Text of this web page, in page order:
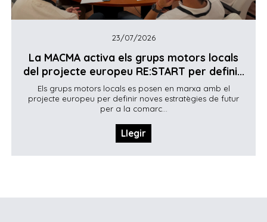
23/07/2026
La MACMA activa els grups motors locals
del projecte europeu RE:START per defini...
Els grups motors locals es posen en marxa amb el
projecte europeu per definir noves estratègies de futur
per a la comarc...
Llegir